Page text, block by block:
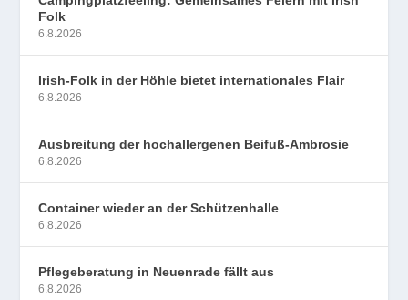
Folk
6.8.2026
Irish-Folk in der Höhle bietet internationales Flair
6.8.2026
Ausbreitung der hochallergenen Beifuß-Ambrosie
6.8.2026
Container wieder an der Schützenhalle
6.8.2026
Pflegeberatung in Neuenrade fällt aus
6.8.2026